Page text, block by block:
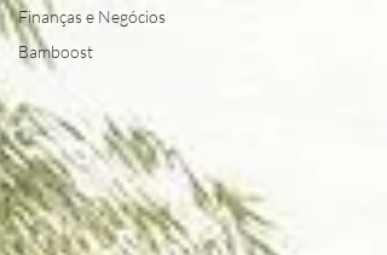
Finanças e Negócios
Bamboost